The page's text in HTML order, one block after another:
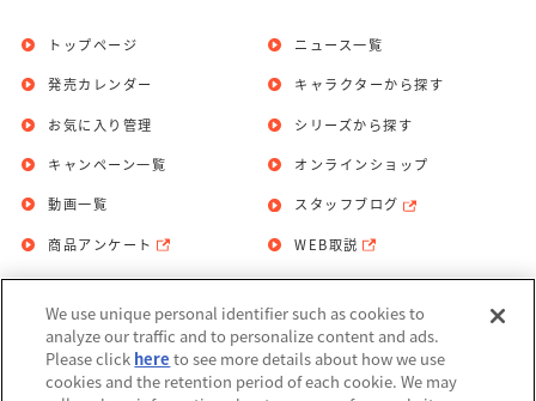
トップページ
発売カレンダー
お気に入り管理
ニュース一覧
キャラクターから探す
シリーズから探す
キャンペーン一覧
動画一覧
商品アンケート
オンラインショップ
スタッフブログ
WEB取説
お問い合わせ 個人情報保護方針
利用規約
We use unique personal identifier such as cookies to
analyze our traffic and to personalize content and ads.
Please click here to see more details about how we use
cookies and the retention period of each cookie. We may